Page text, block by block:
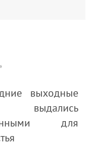
выходные
выдались
для